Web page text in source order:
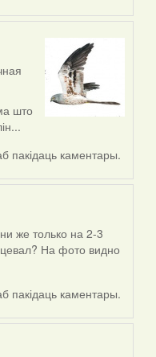
што
пакідаць каментары.
же только на 2-3
На фото видно
пакідаць каментары.